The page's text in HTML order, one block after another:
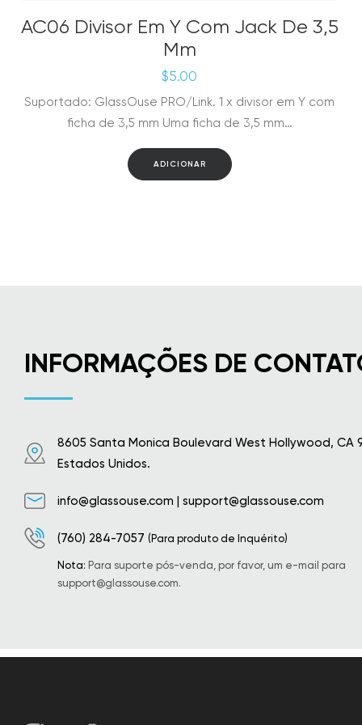
AC06 Divisor Em Y Com Jack De 3,5
Mm
$5.00
Suportado: GlassOuse PRO/Link. 1 x divisor em Y com
ficha de 3,5 mm Uma ficha de 3,5 mm…
ADICIONAR
INFORMAÇÕES DE
8605 Santa Monica Boulevard West Hollywood, CA
Estados Unidos.
info@glassouse.com | support@glassouse.com
(760) 284-7057 (Para produto de Inquérito)
Nota: Para suporte pós-venda, por favor, um e-mail para
support@glassouse.com.